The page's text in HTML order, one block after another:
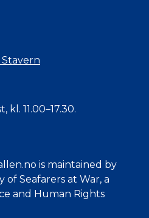
kl. 11.00–17.30.
is maintained by
Seafarers at War, a
and Human Rights